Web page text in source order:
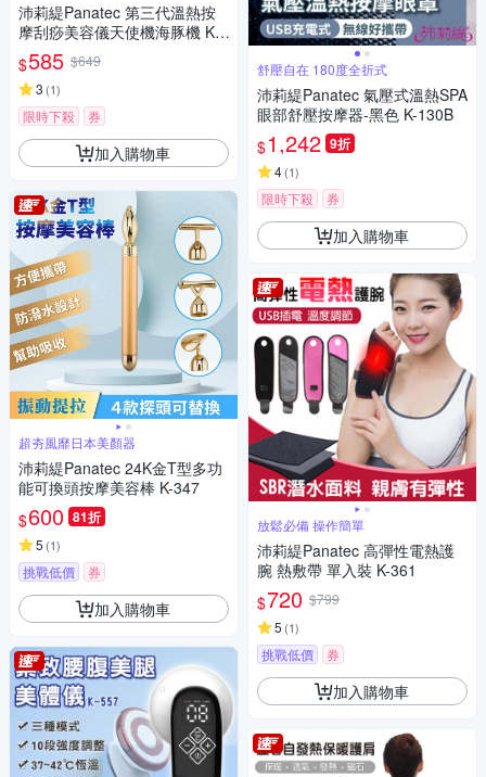
沛莉緹Panatec 第三代溫熱按
摩刮痧美容儀天使機海豚機 K-1
75
$585 $649
3 (1)
限時下殺 券
加入購物車
超夯風靡日本美顏器
沛莉緹Panatec 24K金T型多功
能可換頭按摩美容棒 K-347
$600 81折
5 (1)
挑戰低價 券
加入購物車
舒壓自在 180度全折式
沛莉緹Panatec 氣壓式溫熱SPA
眼部舒壓按摩器-黑色 K-130B
$1,242 9折
4(1)
限時下殺 券
加入購物車
放鬆必備 操作簡單
沛莉緹Panatec 高彈性電熱護
腕 熱敷帶 單入裝 K-361
$720 $799
5 (1)
挑戰低價 券
加入購物車